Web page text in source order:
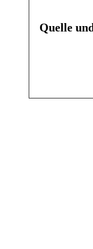
Quelle